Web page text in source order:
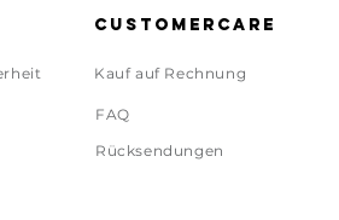
Customercare
Kauf auf Rechnung
FAQ
Rücksendungen